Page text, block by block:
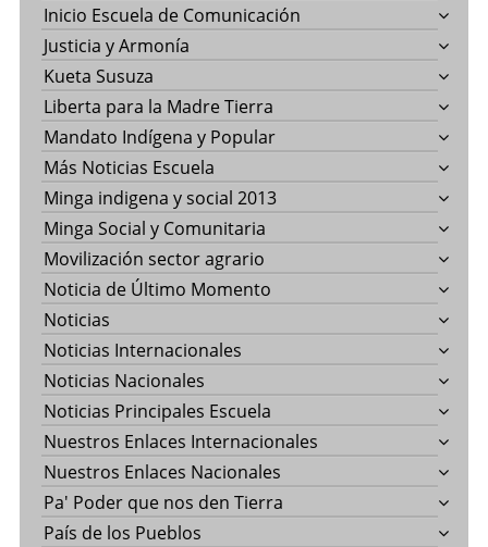
Inicio Escuela de Comunicación
Justicia y Armonía
Kueta Susuza
Liberta para la Madre Tierra
Mandato Indígena y Popular
Más Noticias Escuela
Minga indigena y social 2013
Minga Social y Comunitaria
Movilización sector agrario
Noticia de Último Momento
Noticias
Noticias Internacionales
Noticias Nacionales
Noticias Principales Escuela
Nuestros Enlaces Internacionales
Nuestros Enlaces Nacionales
Pa' Poder que nos den Tierra
País de los Pueblos